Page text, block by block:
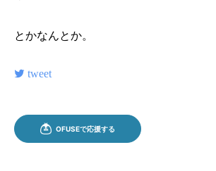
とかなんとか。
tweet